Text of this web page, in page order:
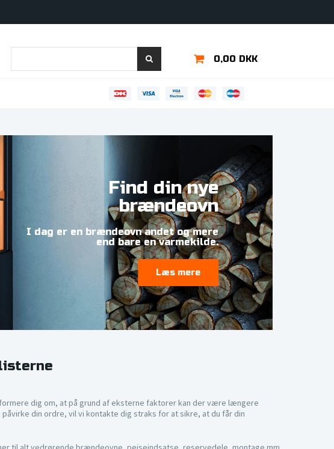
0,00 DKK
Find din nye
brændeovn
I dag er en brændeovn andet og mere
end bare en varmekilde.
Læs mere
dig om, at på grund af eksterne faktorer kan der være længere
din ordre, vil vi kontakte dig straks for at sikre, at du får din